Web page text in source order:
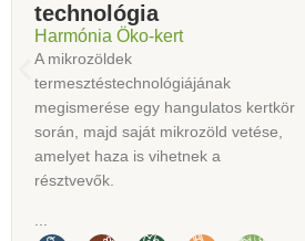
technológia
Harmónia Öko-kert
A mikrozöldek
termesztéstechnológiájának
megismerése egy hangulatos kertkör
során, majd saját mikrozöld vetése,
amelyet haza is vihetnek a
résztvevők.
...